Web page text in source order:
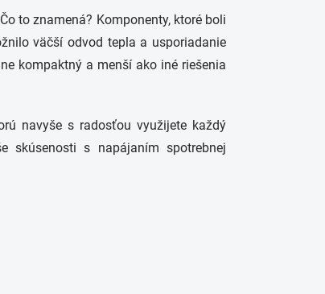
to znamená? Komponenty, ktoré boli
väčší odvod tepla a usporiadanie
kompaktný a menší ako iné riešenia
navyše s radosťou využijete každý
skúsenosti s napájaním spotrebnej